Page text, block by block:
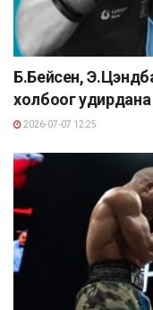
Б.Бейсен,
холбоог удирдана
2026-07-07 12:25